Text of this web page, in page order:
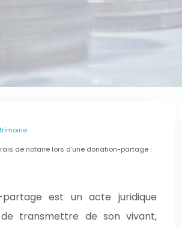
de notaire lors d’une donation-partage :
partage est un acte juridique
transmettre de son vivant,